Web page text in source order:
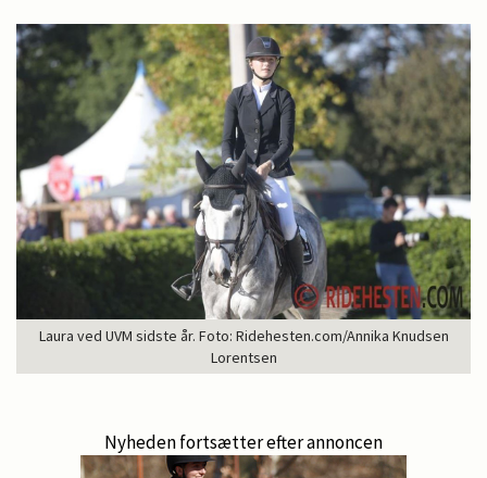
Laura ved UVM sidste år. Foto: Ridehesten.com/Annika Knudsen
Lorentsen
Nyheden fortsætter efter annoncen